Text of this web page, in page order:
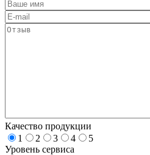
Качество продукции
1
2 3 4
5
Уровень сервиса